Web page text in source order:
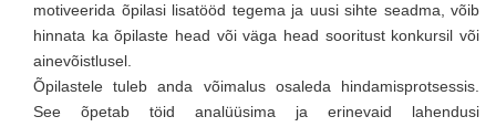
motiveerida õpilasi lisatööd tegema ja uusi sihte seadma, võib
hinnata ka õpilaste head või väga head sooritust konkursil või
ainevõistlusel.
Õpilastele tuleb anda võimalus osaleda hindamisprotsessis.
See õpetab töid analüüsima ja erinevaid lahendusi